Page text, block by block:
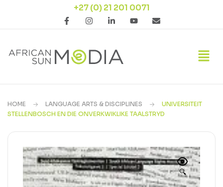
+27 (0) 21 201 0071
HOME LANGUAGE ARTS & DISCIPLINES
UNIVERSITEIT
STELLENBOSCH EN DIE ONVERKWIKLIKE TAALSTRYD
🔍